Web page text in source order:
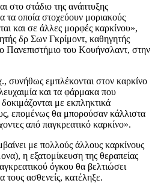
στο στάδιο της ανάπτυξης
τα οποία στοχεύουν μοριακούς
και σε άλλες μορφές καρκίνου»,
δρ Σων Γκρίμοντ, καθηγητής
Πανεπιστήμιο του Κουήνσλαντ, στην
συνήθως εμπλέκονται στον καρκίνο
και τα φάρμακα που
με εκπληκτικά
επομένως θα μπορούσαν κάλλιστα
από παγκρεατικό καρκίνο».
με πολλούς άλλους καρκίνους
η εξατομίκευση της θεραπείας
όγκου θα βελτιώσει
τους ασθενείς, κατέληξε.